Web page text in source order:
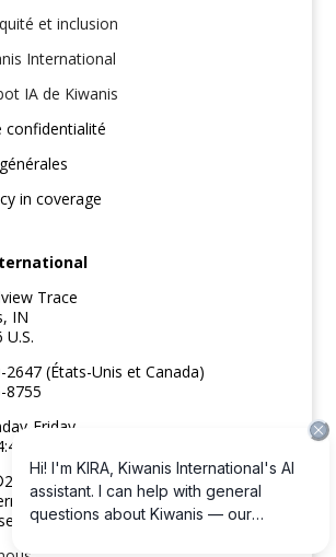
et inclusion
International
IA de Kiwanis
confidentialité
in coverage
Trace
IN
U.S.
2647 (États-Unis et Canada)
8755
Friday
ET